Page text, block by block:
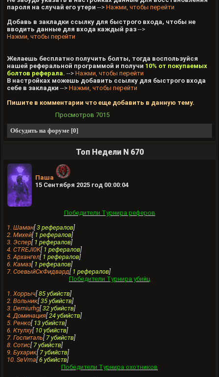
пароля на случай его утери --> Нажми, чтобы перейти
Добавь в закладки ссылку для быстрого входа, чтобы не
вводить данные для входа каждый раз -->
Нажми, чтобы перейти
Желаешь бесплатно получить болты, тогда воспользуйся
нашей реферальной программой и получи 10% от покупаемых
болтов реферала. --> Нажми, чтобы перейти
В настройках можешь добавить ссылку для быстрого входа
себе в закладки --> Нажми, чтобы перейти
Пишите в комментарии что еще добавить в данную тему.
Просмотров 7015
Обсудить на форуме [0]
Топ Недели N 670
Паша
15 Сентября 2025 год 00:00:04
Победители Турнира реферов
1. Шамaн[3 рефералов]
2. Михей[1 рефералов]
3. Эспер[1 рефералов]
4. CTREJI0K[1 рефералов]
5. Apхангел[1 рефералов]
6. Камаз[1 рефералов]
7. СоевыйСкФидвард[1 рефералов]
Победители Турнира убийц
1. Хоррыч[85 убийств]
2. Вольник[35 убийств]
3. Demiurhg[32 убийств]
4. Доминация[24 убийств]
5. Ренко[13 убийств]
6. Ктулху[10 убийств]
7. Госпитaль[7 убийств]
8. Сотис[7 убийств]
9. Бухарик[7 убийств]
10. SeVma[6 убийств]
Победители Турнира охотников